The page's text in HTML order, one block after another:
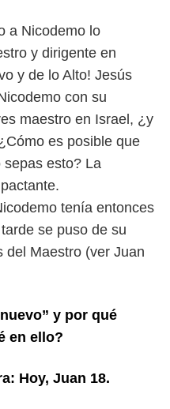
a Nicodemo lo
y dirigente en
y de lo Alto! Jesús
con su
maestro en Israel, ¿y
es posible que
sepas esto? La
tenía entonces
se puso de su
del Maestro (ver Juan
y por qué
en ello?
Hoy, Juan 18.